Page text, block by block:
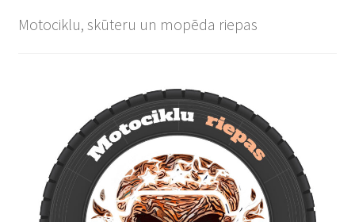
Motociklu, skūteru un mopēda riepas